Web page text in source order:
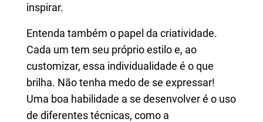
inspirar.
Entenda também o papel da criatividade.
Cada um tem seu próprio estilo e, ao
customizar, essa individualidade é o que
brilha. Não tenha medo de se expressar!
Uma boa habilidade a se desenvolver é o uso
de diferentes técnicas, como a